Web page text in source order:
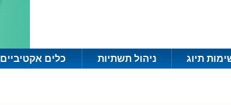
תיוג ניהול תשתיות כלים אקטיביים